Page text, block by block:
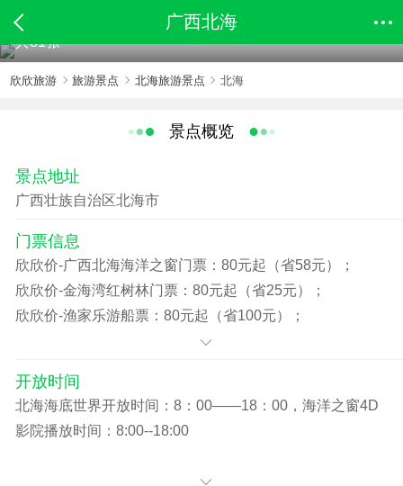
广西北海
共81张
欣欣旅游 旅游景点 北海旅游景点 北海
景点概览
景点地址
广西壮族自治区北海市
门票信息
欣欣价-广西北海海洋之窗门票：80元起（省58元）；
欣欣价-金海湾红树林门票：80元起（省25元）；
欣欣价-渔家乐游船票：80元起（省100元）；
欣欣价-海底世界门票：90元起（省48元）；
开放时间
北海海底世界开放时间：8：00——18：00，海洋之窗4D
影院播放时间：8:00--18:00